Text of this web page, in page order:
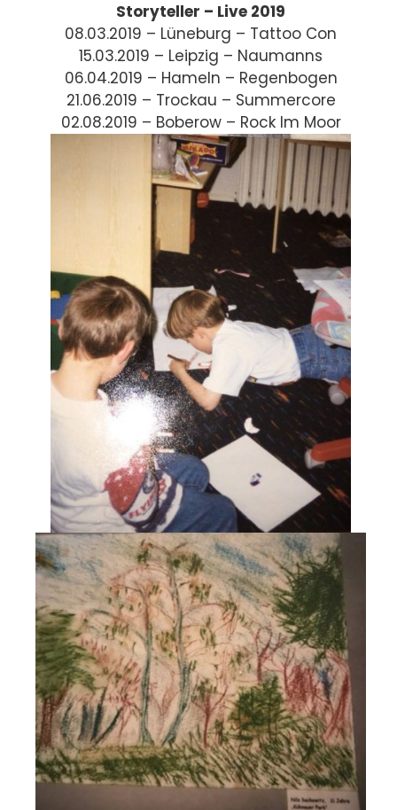
Storyteller – Live 2019
08.03.2019 – Lüneburg – Tattoo Con
15.03.2019 – Leipzig – Naumanns
06.04.2019 – Hameln – Regenbogen
21.06.2019 – Trockau – Summercore
02.08.2019 – Boberow – Rock Im Moor